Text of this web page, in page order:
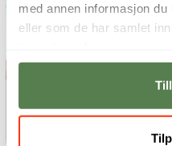
med annen informasjon du
eller som de har samlet